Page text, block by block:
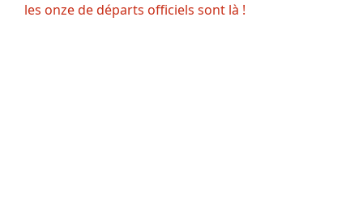
les onze de départs officiels sont là !